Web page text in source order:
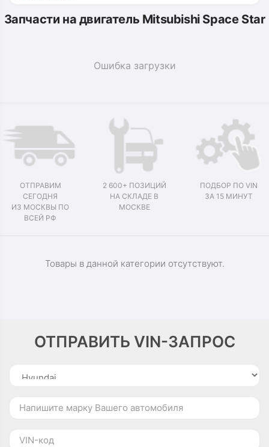
Запчасти на двигатель Mitsubishi Space Star
Ошибка загрузки
ОТПРАВИМ
СЕГОДНЯ
ИЗ МОСКВЫ ПО
ВСЕЙ РФ
2 600+ ПОЗИЦИЙ
НА СКЛАДЕ В
МОСКВЕ
ПОДБОР ПО VIN
ЗА 15 МИНУТ
Товары в данной категории отсутствуют.
ОТПРАВИТЬ VIN-ЗАПРОС